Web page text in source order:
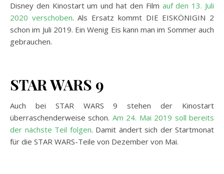
Disney den Kinostart um und hat den Film auf den 13. Juli
2020 verschoben. Als Ersatz kommt DIE EISKÖNIGIN 2
schon im Juli 2019. Ein Wenig Eis kann man im Sommer auch
gebrauchen.
STAR WARS 9
Auch bei STAR WARS 9 stehen der Kinostart
überraschenderweise schon. Am 24. Mai 2019 soll bereits
der nächste Teil folgen. Damit ändert sich der Startmonat
für die STAR WARS-Teile von Dezember von Mai.